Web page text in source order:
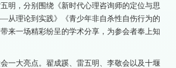
明，分别围绕《新时代心理咨询师的定位与思
从理论到实践》《青少年非自杀性自伤行为的
来一场精彩纷呈的学术分享，为参会者奉上知
一大亮点。翟成蹊、雷五明、李敬会以及十堰